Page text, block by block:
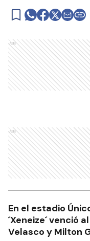
Ads
Ads
En el estadio
´Xeneize´ venció
Velasco y Milton